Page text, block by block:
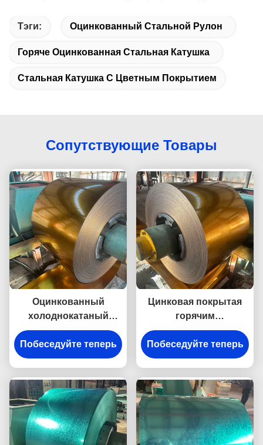
Тэги: Оцинкованный Стальной Рулон
Горяче Оцинкованная Стальная Катушка
Стальная Катушка С Цветным Покрытием
Сопутствующие Товары
Оцинкованный
холоднокатаный
окрашенный листовой
металл в рулонах для
строительства стен
назначения
Побеседуйте теперь
Цинковая покрытая
горячим
оцинкованной
стальной катушкой
холоднокатаная
Побеседуйте теперь